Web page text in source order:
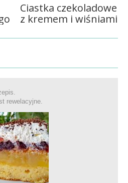
Ciastka czekoladowe
z kremem i wiśniami
rewelacyjne.